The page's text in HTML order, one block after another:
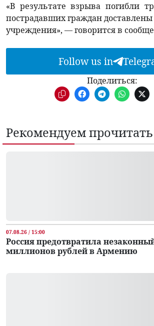
«В результате взрыва погибли
пострадавших граждан
учреждения», — говорится в
Follow us in
Поделиться:
Рекомендуем прочитать
07.08.26 / 15:00
Россия предотвратила
миллионов рублей в Армению